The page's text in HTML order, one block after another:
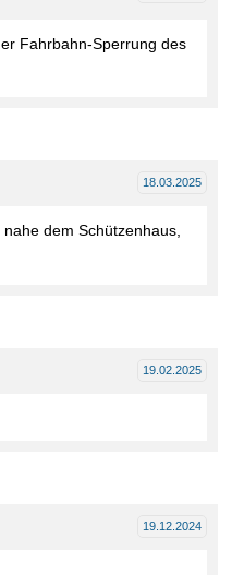
Fahrbahn-Sperrung des
18.03.2025
dem Schützenhaus,
19.02.2025
19.12.2024